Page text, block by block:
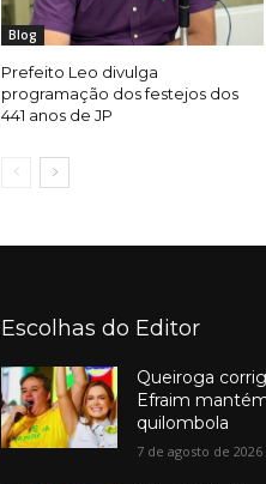
Blog
Prefeito Leo divulga
programação dos festejos dos
441 anos de JP
Escolhas do Editor
Queiroga
Efraim
quilombola
7 de agosto de 2026